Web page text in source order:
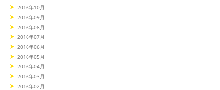
2016年10月
2016年09月
2016年08月
2016年07月
2016年06月
2016年05月
2016年04月
2016年03月
2016年02月